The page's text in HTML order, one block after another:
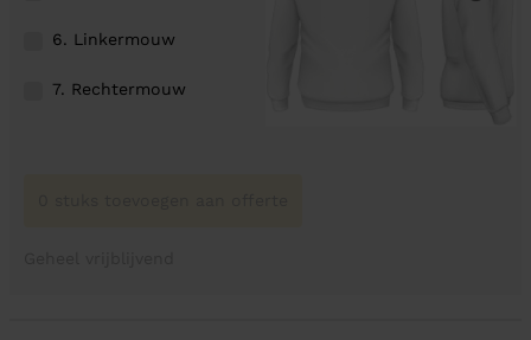
6. Linkermouw
7. Rechtermouw